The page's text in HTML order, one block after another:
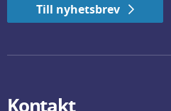
Till nyhetsbrev
Kontakt